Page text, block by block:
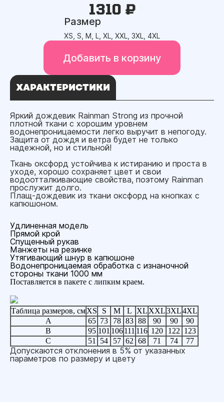
1310 ₽
Размер
XS, S, M, L, XL, XXL, 3XL, 4XL
Добавить в корзину
ХАРАКТЕРИСТИКИ
Яркий дождевик Rainman Strong из прочной
плотной ткани с хорошим уровнем
водонепроницаемости легко выручит в непогоду.
Защита от дождя и ветра будет не только
надежной, но и стильной!
Ткань оксфорд устойчива к истиранию и проста в
уходе, хорошо сохраняет цвет и свои
водоотталкивающие свойства, поэтому Rainman
прослужит долго.
Плащ-дождевик из ткани оксфорд на кнопках с
капюшоном.
Удлиненная модель
Прямой крой
Спущенный рукав
Манжеты на резинке
Утягивающий шнур в капюшоне
Водонепроницаемая обработка с изнаночной
стороны ткани 1000 мм
Поставляется в пакете с липким краем.
Таблица размеров, смXS S M L XL XXL3XL4XL
A
65 73 78 83 88 90 90
90
B
95 101 106111 116 120 122 123
C
51 54 57 62 68 71 74 77
Допускаются отклонения в 5% от указанных
параметров по размеру и цвету